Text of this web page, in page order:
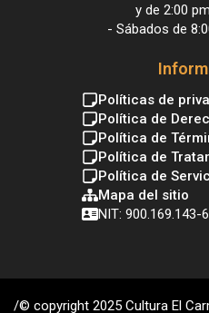
y de 2:00
- Sábados de
Políticas de
Política de
Política de
Política de
Política de
Mapa del sitio
NIT: 900.169.143-6
/© copyright 2025 Cultura El